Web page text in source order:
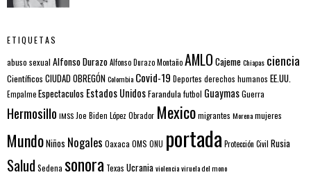
ETIQUETAS
abuso sexual Alfonso DurazoAlfonso Durazo MontañoAMLO CajemeChiapas ciencia
Científicos CIUDAD OBREGÓNColombia Covid-19 Deportes derechos humanos EE.UU.
EmpalmeEspectaculos Estados UnidosFarandula futbol GuaymasGuerra
Hermosillo IMSS Joe Biden López Obrador Mexicomigrantes Morenamujeres
MundoNiños Nogales Oaxaca OMS ONU portada Protección Civil Rusia
Salud Sedena sonora Texas Ucraniaviolenciaviruela del mono